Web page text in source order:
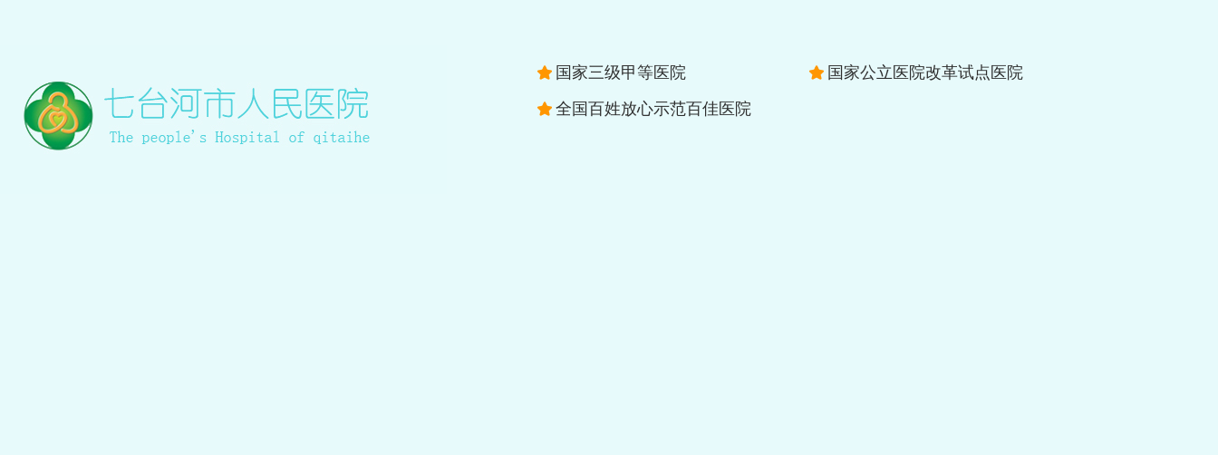
国家三级甲等医院
国家公立医院改革试点医院
全国百姓放心示范百佳医院